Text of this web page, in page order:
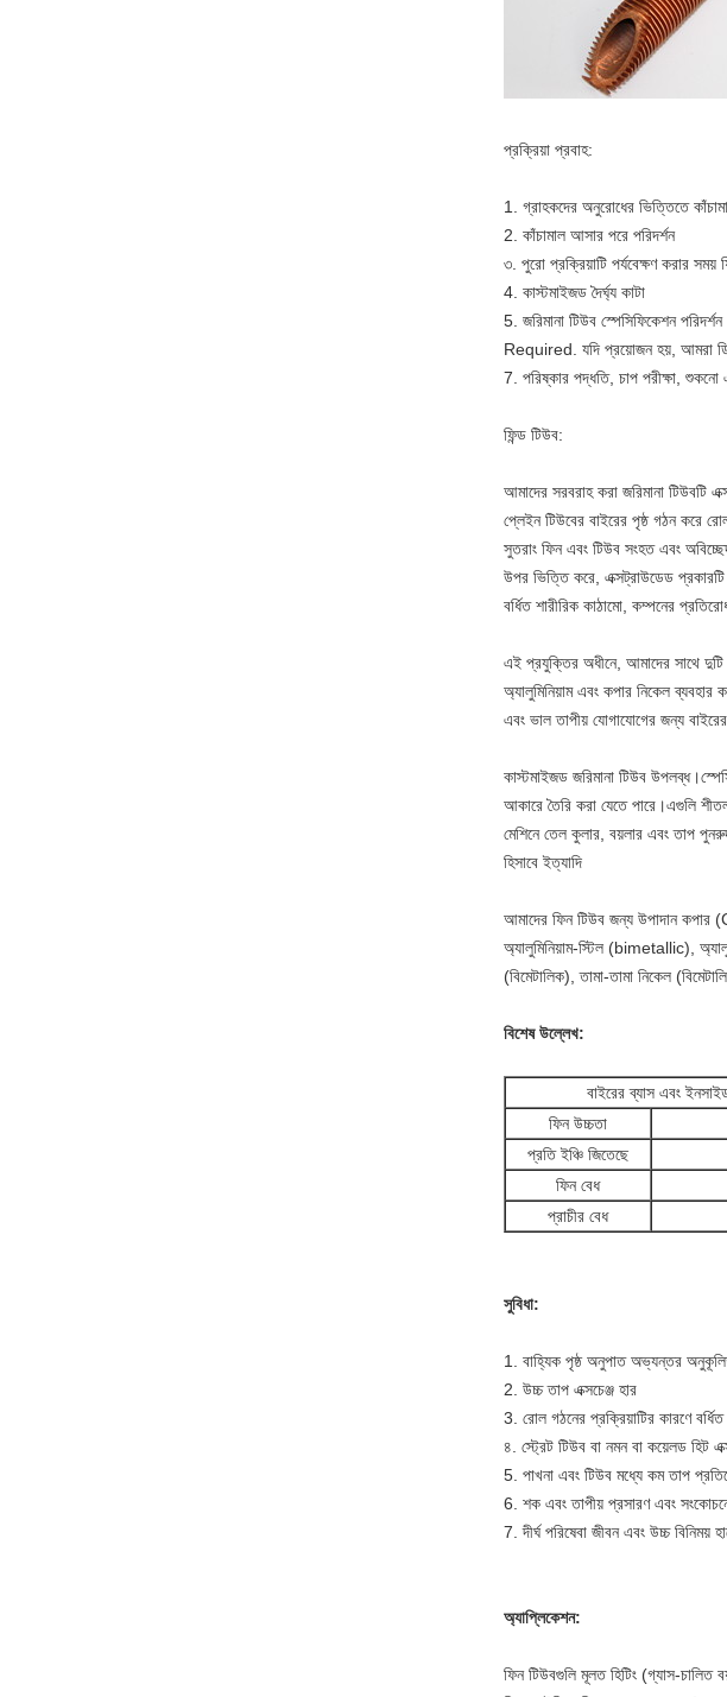
প্রক্রিয়া প্রবাহ:
1. গ্রাহকদের অনুরোধের ভিত্তিতে
2. কাঁচামাল আসার পরে পরিদর্শন
৩. পুরো প্রক্রিয়াটি পর্যবেক্ষণ করার
4. কাস্টমাইজড দৈর্ঘ্য কাটা
5. জরিমানা টিউব স্পেসিফিকেশন পরিদর্শন
Required. যদি প্রয়োজন হয়, আমরা
7. পরিষ্কার পদ্ধতি, চাপ পরীক্ষা, শুকনো
ফিন্ড টিউব:
আমাদের সরবরাহ করা জরিমানা টিউবটি
প্লেইন টিউবের বাইরের পৃষ্ঠ গঠন করে
সুতরাং ফিন এবং টিউব সংহত এবং
উপর ভিত্তি করে, এক্সট্রাউডেড
বর্ধিত শারীরিক কাঠামো, কম্পনের
এই প্রযুক্তির অধীনে, আমাদের সাথে দুটি
অ্যালুমিনিয়াম এবং কপার নিকেল
এবং ভাল তাপীয় যোগাযোগের জন্য
কাস্টমাইজড জরিমানা টিউব
আকারে তৈরি করা যেতে পারে।এগুলি
মেশিনে তেল কুলার, বয়লার এবং তাপ
হিসাবে ইত্যাদি
আমাদের ফিন টিউব জন্য উপাদান
অ্যালুমিনিয়াম-স্টিল (bimetallic),
(বিমেটালিক), তামা-তামা নিকেল
বিশেষ উল্লেখ:
বাইরের ব্যাস এবং
ফিন উচ্চতা
প্রতি ইঞ্চি জিতেছে
ফিন বেধ
প্রাচীর বেধ
সুবিধা:
1. বাহ্যিক পৃষ্ঠ অনুপাত অভ্যন্তর
2. উচ্চ তাপ এক্সচেঞ্জ হার
3. রোল গঠনের প্রক্রিয়াটির কারণে বর্ধিত
৪. স্ট্রেট টিউব বা নমন বা কয়েলড হিট
5. পাখনা এবং টিউব মধ্যে কম তাপ
6. শক এবং তাপীয় প্রসারণ এবং
7. দীর্ঘ পরিষেবা জীবন এবং উচ্চ বিনিময়
অ্যাপ্লিকেশন:
ফিন টিউবগুলি মূলত হিটিং (গ্যাস-চালিত